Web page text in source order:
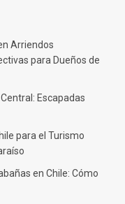
Arriendos
para Dueños de
Escapadas
para el Turismo
en Chile: Cómo